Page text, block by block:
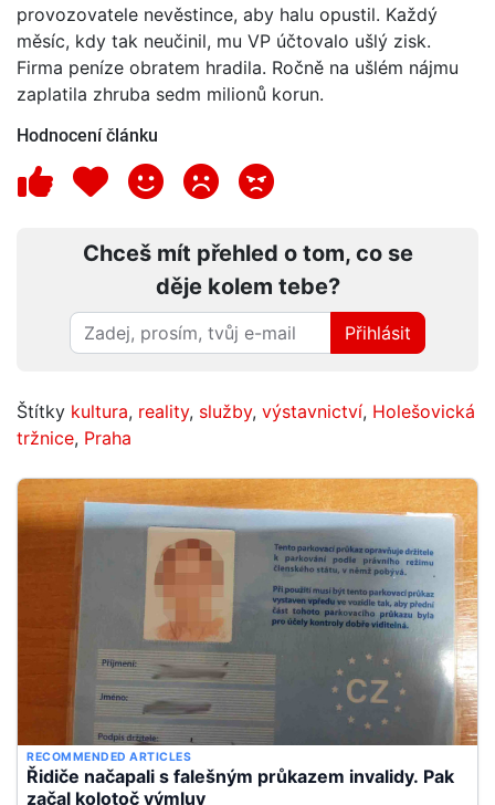
provozovatele nevěstince, aby halu opustil. Každý
měsíc, kdy tak neučinil, mu VP účtovalo ušlý zisk.
Firma peníze obratem hradila. Ročně na ušlém nájmu
zaplatila zhruba sedm milionů korun.
Hodnocení článku
Chceš mít přehled o tom, co se
děje kolem tebe?
Přihlásit
Štítky kultura, reality, služby, výstavnictví, Holešovická
tržnice, Praha